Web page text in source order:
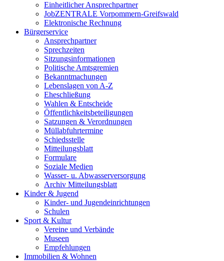
Einheitlicher Ansprechpartner
JobZENTRALE Vorpommern-Greifswald
Elektronische Rechnung
Bürgerservice
Ansprechpartner
Sprechzeiten
Sitzungsinformationen
Politische Amtsgremien
Bekanntmachungen
Lebenslagen von A-Z
Eheschließung
Wahlen & Entscheide
Öffentlichkeitsbeteiligungen
Satzungen & Verordnungen
Müllabfuhrtermine
Schiedsstelle
Mitteilungsblatt
Formulare
Soziale Medien
Wasser- u. Abwasserversorgung
Archiv Mitteilungsblatt
Kinder & Jugend
Kinder- und Jugendeinrichtungen
Schulen
Sport & Kultur
Vereine und Verbände
Museen
Empfehlungen
Immobilien & Wohnen